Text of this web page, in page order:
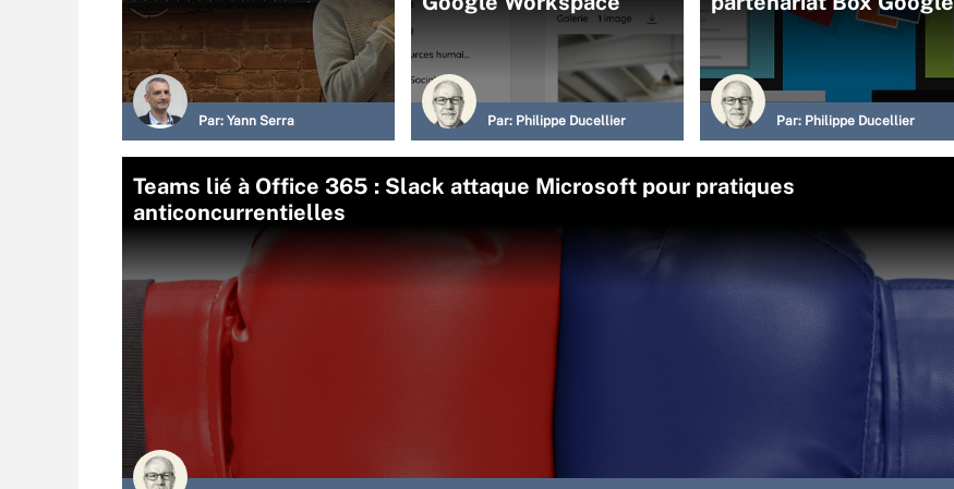
Par: Yann Serra Par: Philippe Ducellier Par: Philippe Ducellier
Teams lié à Office 365 : Slack attaque Microsoft pour pratiques
anticoncurrentielles